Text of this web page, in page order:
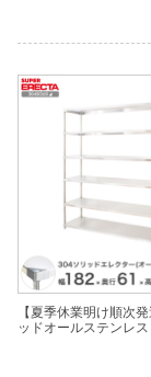
61.4cmx高さ
カスト・アジャストボ
【夏季休業明け順次
ッドオールステンレ
61.4cmx高さ